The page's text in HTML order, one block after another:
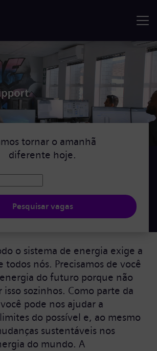
tornar o amanhã
diferente hoje.
Pesquisar vagas
o sistema de energia exige a
todos nós. Precisamos de você
do futuro porque não
isso sozinhos. Como parte da
pode nos ajudar a
do possível e, ao mesmo
sustentáveis nos
do mundo. A